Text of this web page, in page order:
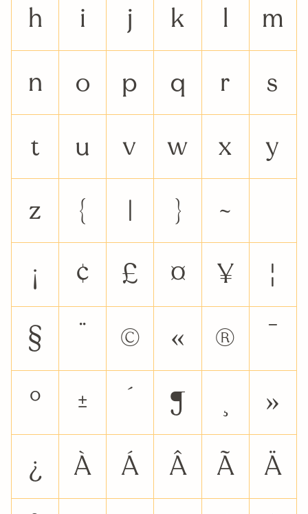
h
i j k l
m
n
o p q r
s
t
u v w x
y
z
{ | }
~
¡
¢ £ ¤ ¥
¦
§
© « ®
°
± ´ ¶ ¸
»
¿
À Á Â Ã
Ä